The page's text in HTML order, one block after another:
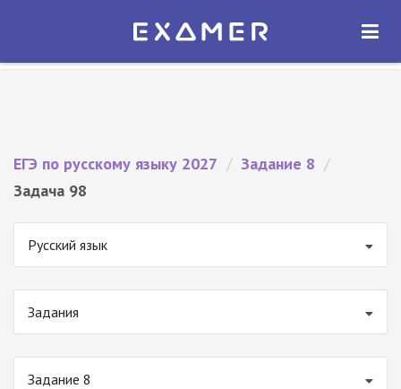
Экзамер — ЕГЭ 2027
ОТКРЫТЬ
ЕГЭ по русскому языку 2027 / Задание 8 /
Задача 98
Русский язык
Задания
Задание 8